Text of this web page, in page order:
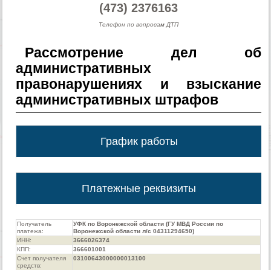
(473) 2376163
Телефон по вопросам ДТП
Рассмотрение дел об
административных
правонарушениях и взыскание
административных штрафов
График работы
Платежные реквизиты
Получатель
платежа:
УФК по Воронежской области (ГУ МВД России по
Воронежской области л/с 04311294650)
ИНН:
3666026374
КПП:
366601001
Счет получателя
средств:
03100643000000013100